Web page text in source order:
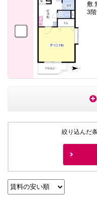
敷
3
絞り込んだ